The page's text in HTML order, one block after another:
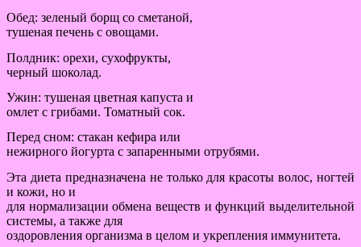
Обед: зеленый борщ со сметаной,
тушеная печень с овощами.
Полдник: орехи, сухофрукты,
черный шоколад.
Ужин: тушеная цветная капуста и
омлет с грибами. Томатный сок.
Перед сном: стакан кефира или
нежирного йогурта с запаренными отрубями.
Эта диета предназначена не только для красоты волос, ногтей
и кожи, но и
для нормализации обмена веществ и функций выделительной
системы, а также для
оздоровления организма в целом и укрепления иммунитета.